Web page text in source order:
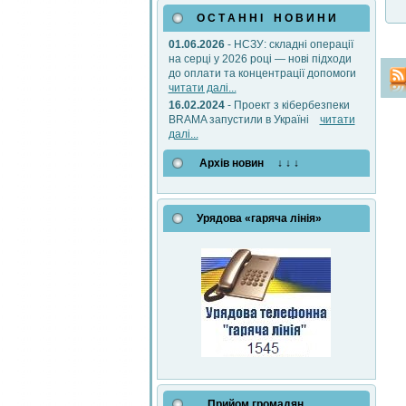
О С Т А Н Н І Н О В И Н И
01.06.2026- НСЗУ: складні операції
на серці у 2026 році — нові підходи
до оплати та концентрації допомоги
читати далі...
16.02.2024- Проект з кібербезпеки
BRAMA запустили в Україні читати
далі...
Архів новин ↓ ↓ ↓
Урядова «гаряча лінія»